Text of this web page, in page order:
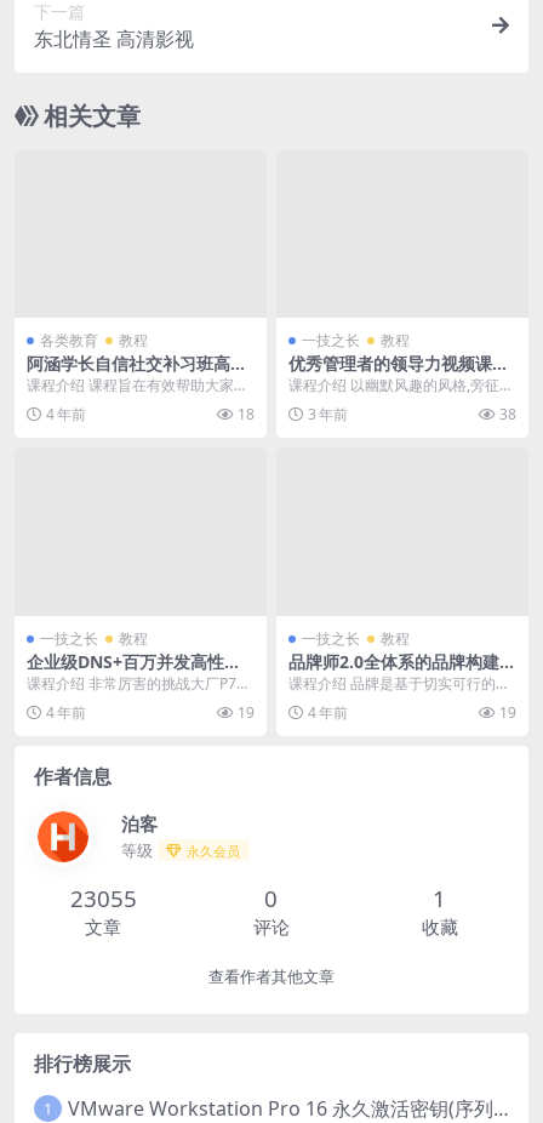
下一篇
东北情圣 高清影视
相关文章
各类教育 教程
阿涵学长自信社交补习班高级
视频教程
课程介绍 课程旨在有效帮助大家突
破社交恐惧、提升自信心、提升社
交能力、优化性格，...
4 年前 18
一技之长 教程
优秀管理者的领导力视频课程
精选版
课程介绍 以幽默风趣的风格,旁征博
引、拆解案例、找准痛点、建构方
法论,帮助管理者...
3 年前 38
一技之长 教程
企业级DNS+百万并发高性能
网关设计高级视频教程
课程介绍 非常厉害的挑战大厂P7级
别技术的实战架构师课程，课程内
容主要焦点放在了...
4 年前 19
一技之长 教程
品牌师2.0全体系的品牌构建高
级视频教程
课程介绍 品牌是基于切实可行的商
业模式之上的伟大的共同理念。品
牌师课程升级，加入...
4 年前 19
作者信息
泊客
等级 永久会员
23055
文章
0
评论
1
收藏
查看作者其他文章
排行榜展示
1 VMware Workstation Pro 16 永久激活密钥(序列号)